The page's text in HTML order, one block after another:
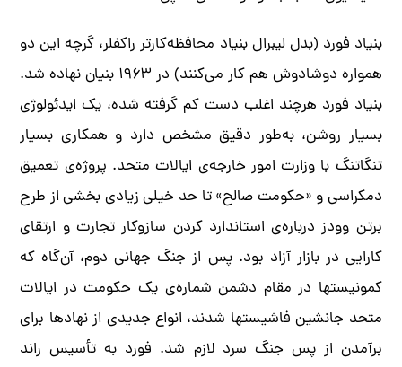
بنیاد فورد (بدل لیبرال بنیاد محافظه‌کارتر راکفلر، گرچه این دو
همواره دوشادوش هم کار می‌­کنند) در ۱۹۶۳ بنیان نهاده شد.
بنیاد فورد هرچند اغلب دست کم گرفته شده، یک ایدئولوژی
بسیار روشن، به‌­طور دقیق مشخص دارد و همکاری بسیار
تنگاتنگ با وزارت امور خارجه‌ی ایالات متحد. پروژه­‌ی تعمیق
دمکراسی و «حکومت صالح» تا حد خیلی زیادی بخشی از طرح
برتن وودز درباره­‌ی استاندارد کردن سازوکار تجارت و ارتقای
کارایی در بازار آزاد بود. پس از جنگ جهانی دوم، آن­‌گاه که
کمونیست­ها در مقام دشمن شماره­‌ی یک حکومت در ایالات
متحد جانشین فاشیست­ها شدند، انواع جدیدی از نهادها برای
برآمدن از پس جنگ سرد لازم شد. فورد به­ تأسیس راند